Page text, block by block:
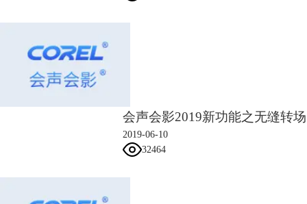
1、添加三个覆叠轨，第一个覆叠轨上歌词复制两遍，第一遍歌词，设置
字体格式为新宋体，字体大小为45，动画效果设置为下降。第二遍歌词则
只需要设置同样的字体和大小即可。
2、下面的两个覆叠轨上添加中文歌词的英文翻译，同样添加两遍。
3、第一个英文歌词轨道上的第一遍歌词，设置大小为26，动画效果移动
路径，第二遍设置大小，不添加动画，两个歌词同时添加平均滤镜效果。
会声会影2019新功能之无缝转场
2019-06-10
32464